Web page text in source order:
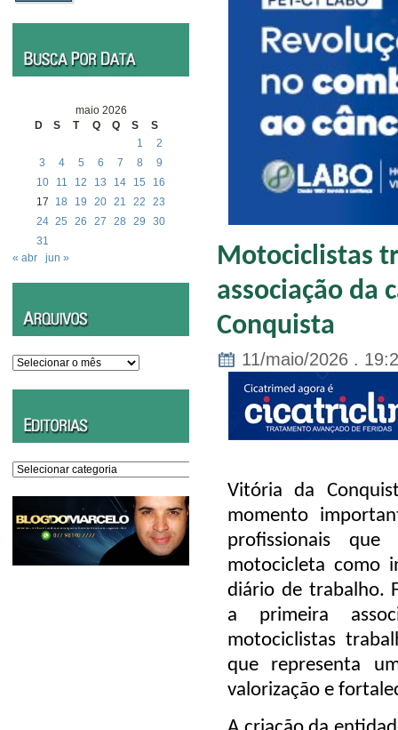
maio 2026
D
S T Q Q S
S
1
2
3
4 5 6 7 8
9
10
11 12 13 14 15
16
17
18 19 20 21 22
23
24 25 26 27 28 29
30
31
« abr
jun »
Arquivos
Editorias
Motociclistas
associação da
Conquista
11/maio/2026 .
Vitória da
momento
profissionais
motocicleta como
diário de trabalho.
a primeira
motociclistas
que representa
valorização e